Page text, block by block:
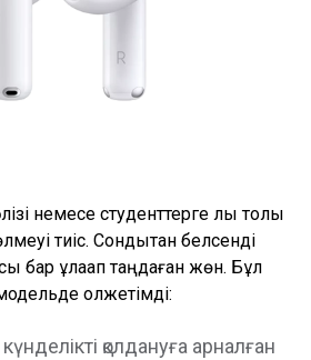
немесе студенттерге лық толы
тиіс. Сондықтан белсенді
құлаққап таңдаған жөн. Бұл
қолжетімді:
қолдануға арналған